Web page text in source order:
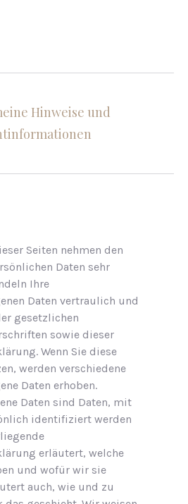
Hinweise und
Seiten nehmen den
Daten sehr
Ihre
Daten vertraulich und
gesetzlichen
sowie dieser
Wenn Sie diese
werden verschiedene
Daten erhoben.
Daten sind Daten, mit
identifiziert werden
erläutert, welche
und wofür wir sie
auch, wie und zu